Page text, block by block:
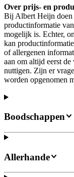
Over prijs- en
Bij Albert Heijn doen
productinformatie
mogelijk is. Echter,
kan
of allergenen
aan om altijd eerst
nuttigen. Zijn er
worden opgenomen
Boodschappen
Allerhande